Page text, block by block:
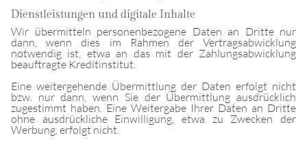
Dienstleistungen und digitale Inhalte
Wir übermitteln personenbezogene Daten an Dritte nur
dann, wenn dies im Rahmen der Vertragsabwicklung
notwendig ist, etwa an das mit der Zahlungsabwicklung
beauftragte Kreditinstitut.
Eine weitergehende Übermittlung der Daten erfolgt nicht
bzw. nur dann, wenn Sie der Übermittlung ausdrücklich
zugestimmt haben. Eine Weitergabe Ihrer Daten an Dritte
ohne ausdrückliche Einwilligung, etwa zu Zwecken der
Werbung, erfolgt nicht.